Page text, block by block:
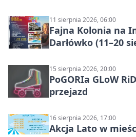
11 sierpnia 2026, 06:00
Fajna Kolonia na
Darłówko (11–20
15 sierpnia 2026, 20:00
PoGORIa GLoW
przejazd
16 sierpnia 2026, 17:00
Akcja Lato w